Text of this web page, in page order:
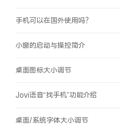
手机可以在国外使用吗？
小窗的启动与操控简介
桌面图标大小调节
Jovi语音“找手机”功能介绍
桌面/系统字体大小调节